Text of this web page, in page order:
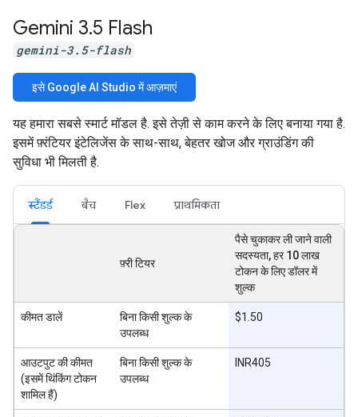
Gemini 3.5 Flash
gemini-3.5-flash
इसे Google AI Studio में आज़माएं
यह हमारा सबसे स्मार्ट मॉडल है. इसे तेज़ी से काम करने के लिए बनाया गया है.
इसमें फ़्रंटियर इंटेलिजेंस के साथ-साथ, बेहतर खोज और ग्राउंडिंग की
सुविधा भी मिलती है.
स्टैंडर्ड बैच Flex प्राथमिकता
फ़्री टियर
पैसे चुकाकर ली जाने वाली
सदस्यता, हर 10 लाख
टोकन के लिए डॉलर में
शुल्क
कीमत डालें
बिना किसी शुल्क के
उपलब्ध
$1.50
आउटपुट की कीमत
(इसमें थिंकिंग टोकन
शामिल हैं)
बिना किसी शुल्क के
उपलब्ध
INR405